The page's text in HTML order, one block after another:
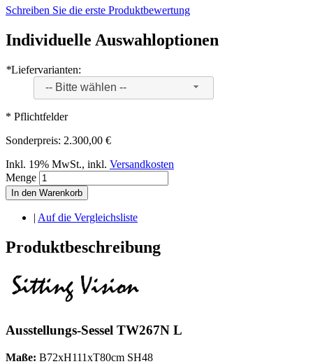
Schreiben Sie die erste Produktbewertung
Individuelle Auswahloptionen
*Liefervarianten:
-- Bitte wählen --
* Pflichtfelder
Sonderpreis: 2.300,00 €
Inkl. 19% MwSt., inkl. Versandkosten
Menge
In den Warenkorb
| Auf die Vergleichsliste
Produktbeschreibung
Ausstellungs-Sessel TW267N L
Maße: B72xH111xT80cm SH48